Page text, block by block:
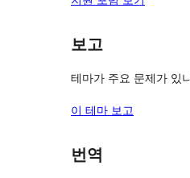
보고
테마가 주요 문제가 있
이 테마 보고
번역